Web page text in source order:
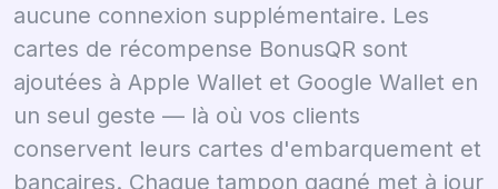
aucune connexion supplémentaire. Les
cartes de récompense BonusQR sont
ajoutées à Apple Wallet et Google Wallet en
un seul geste — là où vos clients
conservent leurs cartes d'embarquement et
bancaires. Chaque tampon gagné met à jour